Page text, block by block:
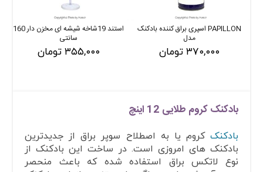
PAPILLON اسپری براق کننده بادکنک
مدل
۳۷۰,۰۰۰ تومان
استند 19شاخه شیشه ای مخزن دار 160
سانتی
۳۵۵,۰۰۰ تومان
بادکنک کروم طلایی 12 اینچ
بادکنک کروم یا به اصطلاح سوپر براق از جدیدترین
بادکنک های امروزی است. در ساخت این بادکنک از
نوع لاتکس براق استفاده شده که باعث منحصر